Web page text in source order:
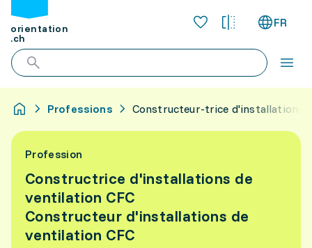
orientation
.ch
FR
Professions Constructeur-trice d'installations
Profession
Constructrice d'installations de
ventilation CFC
Constructeur d'installations de
ventilation CFC